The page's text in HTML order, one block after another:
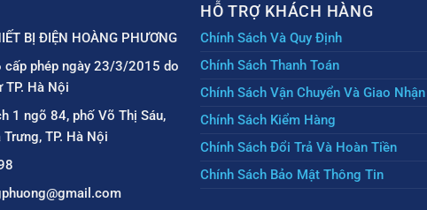
BỊ ĐIỆN HOÀNG PHƯƠNG
phép ngày 23/3/2015 do
TP. Hà Nội
1 ngõ 84, phố Võ Thị Sáu,
Trưng, TP. Hà Nội
HỖ TRỢ KHÁCH HÀNG
Chính Sách Và Quy Định
Chính Sách Thanh Toán
Chính Sách Vận Chuyển Và Giao Nhận
Chính Sách Kiểm Hàng
Chính Sách Đổi Trả Và Hoàn Tiền
Chính Sách Bảo Mật Thông Tin